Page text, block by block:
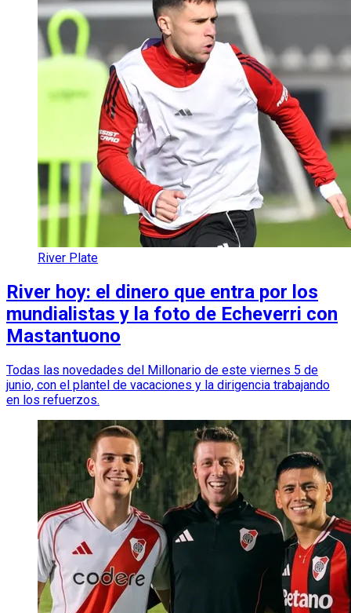
River Plate
River hoy: el dinero que entra por los
mundialistas y la foto de Echeverri con
Mastantuono
Todas las novedades del Millonario de este viernes 5 de
junio, con el plantel de vacaciones y la dirigencia trabajando
en los refuerzos.